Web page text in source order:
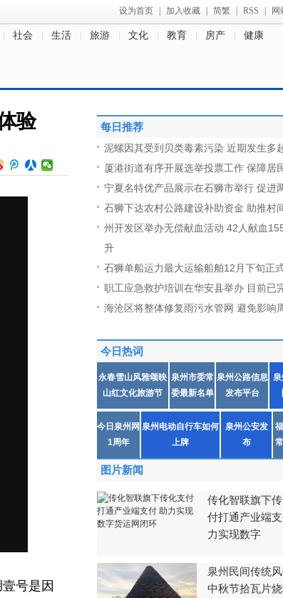
设为首页 加入收藏 简繁 RSS 网
社会 生活 旅游 文化 教育 房产 健康
验
号是因
每日推荐
泥螺因其受到贝类毒素污染 近期发生多
厦港街道有序开展选举投票工作 保障居
宁夏名特优产品展示在石狮市举行 促进
石狮下达农村公路建设补助资金 助推村
州开发区举办无偿献血活动 42人献血
升
石狮单船运力最大运输船舶12月下旬正
职工应急救护培训在华安县举办 目前已
海沧区将整体修复雨污水管网 避免影响
今日热词
永春雪山风雅颂映
山红文化旅游节
泉州市委常
委最新名单
泉州公路信息
发布平台
今日泉州网
1周年
泉州电动自行车如何
上牌
泉州公安发
布
图片新闻
传化智联旗下
付打通产业端
力实现数字
泉州民间传统风
中秋节拾瓦片